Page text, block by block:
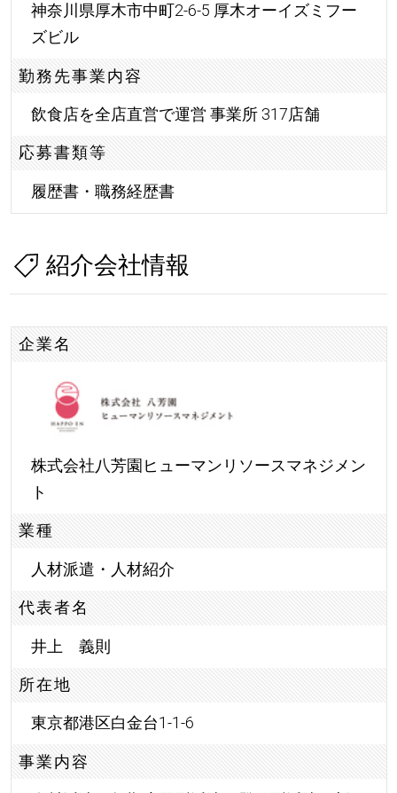
神奈川県厚木市中町2-6-5 厚木オーイズミフー
ズビル
勤務先事業内容
飲食店を全店直営で運営 事業所 317店舗
応募書類等
履歴書・職務経歴書
紹介会社情報
企業名
株式会社八芳園ヒューマンリソースマネジメン
ト
業種
人材派遣・人材紹介
代表者名
井上 義則
所在地
東京都港区白金台1-1-6
事業内容